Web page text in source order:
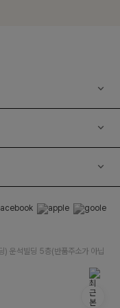
운석빌딩 5층(반품주소가 아닙